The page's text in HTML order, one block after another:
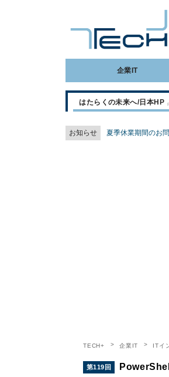
企業IT
はたらくの未来へ/日本HP
お知らせ 夏季休業期間のお
TECH+ 企業IT ITイ
第119回